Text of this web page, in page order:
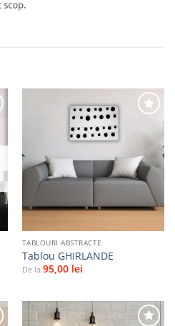
la
favorite
TABLOURI ABSTRACTE
Tablou GHIRLANDE
De la 95,00 lei